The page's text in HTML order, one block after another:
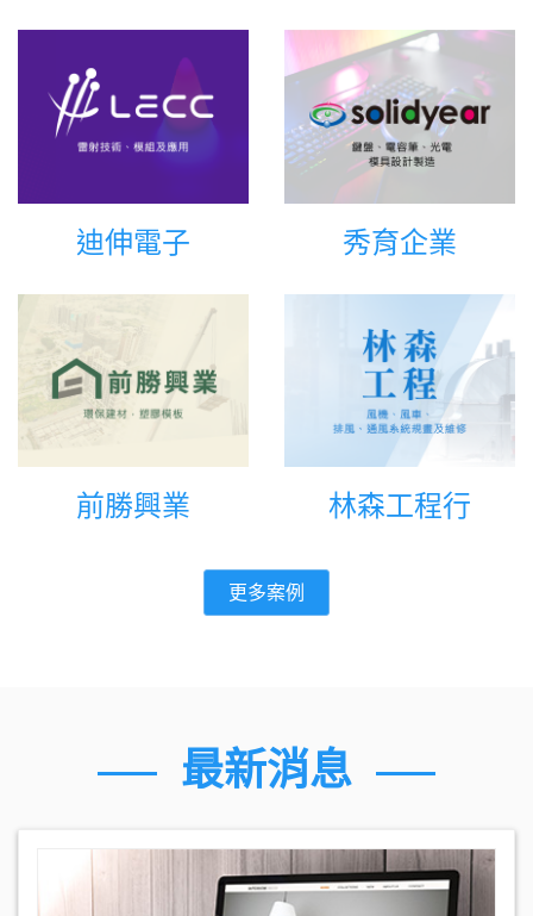
迪伸電子 秀育企業
前勝興業 林森工程行
更多案例
最新消息